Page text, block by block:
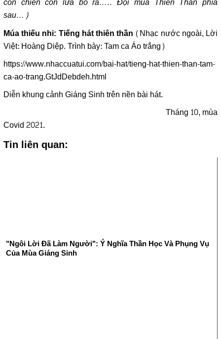
sau…)
Múa thiếu nhi: Tiếng hát thiên thần (Nhạc nước ngoài, Lời
Việt: Hoàng Diệp. Trình bày: Tam ca Áo trắng)
https://www.nhaccuatui.com/bai-hat/tieng-hat-thien-than-tam-
ca-ao-trang.GtJdDebdeh.html
Diễn khung cảnh Giáng Sinh trên nền bài hát.
Tháng 10, mùa
Covid 2021.
Tin liên quan:
"Ngôi Lời Đã Làm Người": Ý Nghĩa Thần Học Và Phụng Vụ
Của Mùa Giáng Sinh